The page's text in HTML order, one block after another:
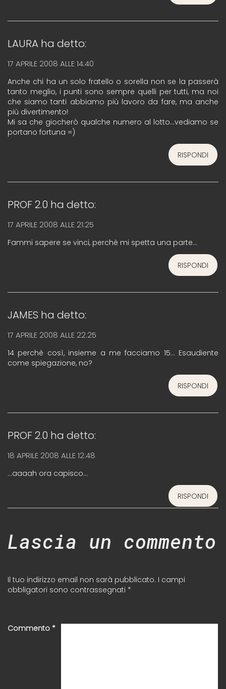
LAURA ha detto:
17 APRILE 2008 ALLE 14:40
Anche chi ha un solo fratello o sorella non se la passerà
tanto meglio, i punti sono sempre quelli per tutti, ma noi
che siamo tanti abbiamo più lavoro da fare, ma anche
più divertimento!
Mi sa che giocherò qualche numero al lotto…vediamo se
portano fortuna =)
RISPONDI
PROF 2.0 ha detto:
17 APRILE 2008 ALLE 21:25
Fammi sapere se vinci, perchè mi spetta una parte…
RISPONDI
JAMES ha detto:
17 APRILE 2008 ALLE 22:25
14 perchè così, insieme a me facciamo 15… Esaudiente
come spiegazione, no?
RISPONDI
PROF 2.0 ha detto:
18 APRILE 2008 ALLE 12:48
…aaaah ora capisco…
RISPONDI
Lascia un commento
Il tuo indirizzo email non sarà pubblicato. I campi
obbligatori sono contrassegnati *
Commento *